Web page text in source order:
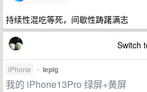
持续性混吃等死，间歇性踌躇满志
Switch
iPhone • lepig
我的 iPhone13Pro 绿屏+黄屏